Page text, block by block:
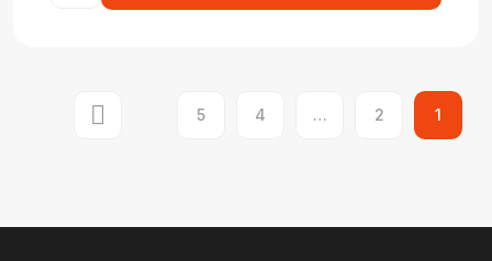
1
2
…
4
5